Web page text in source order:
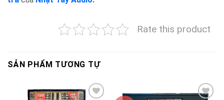
Rate this product
SẢN PHẨM TƯƠNG TỰ